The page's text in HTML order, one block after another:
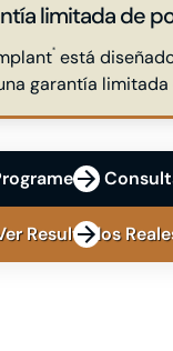
limitada de
® está
garantía
Su
Resultados